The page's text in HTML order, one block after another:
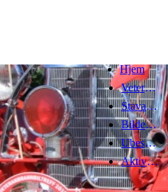
Hjem
Veteranbrannbiltreff 2008
Stavanger Brannbilklubb
Bildegalleri
Ubesvarte innlegg
Aktive emner